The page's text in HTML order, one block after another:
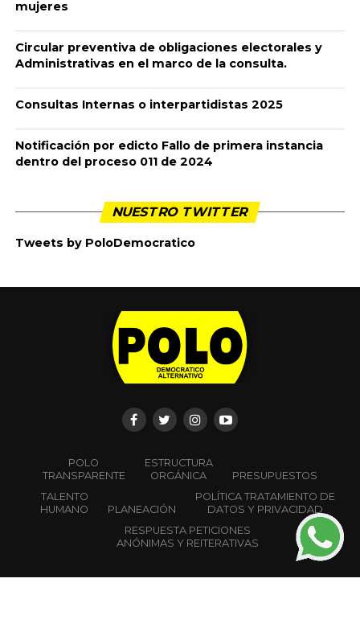
durante el proceso de RENDICIÓN DE CUENTAS de su campaña
a elecciones de congreso del 08 de marzo de 2026
Todas las campañas para Congreso de la República
2026, están obligadas a designar gerente de
campaña y/o abrir cuenta única bancaria
DOCUMENTO DESCRIPCIÓN